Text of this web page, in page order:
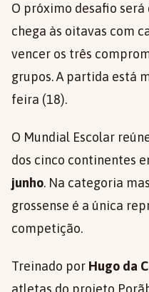
O próximo desafio será
chega às oitavas com
vencer os três
grupos. A partida está
feira (18).
O Mundial Escolar
dos cinco continentes
junho. Na categoria
grossense é a única
competição.
Treinado por Hugo da
atletas do projeto